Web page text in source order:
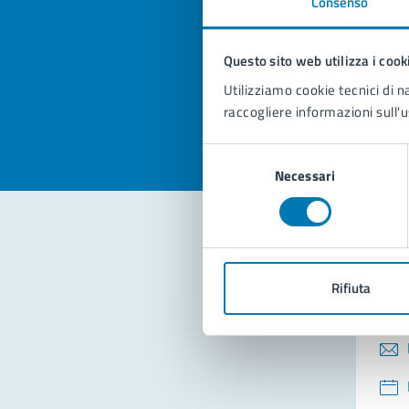
Questo sito web utilizza i
Utilizziamo cookie tecnici di
raccogliere informazioni
consenso
Necessari
Rifiuta